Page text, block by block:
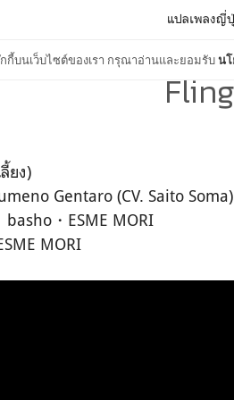
กกี้บนเว็บไซต์ของเรา กรุณาอ่านและยอมรับน
แปลเพลงญี่
ยง)
Gentaro (CV. Saito Soma)
basho・ESME MORI
MORI